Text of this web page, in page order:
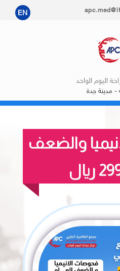
EN
اليوم الواحد
- مدينة جدة
والضعف